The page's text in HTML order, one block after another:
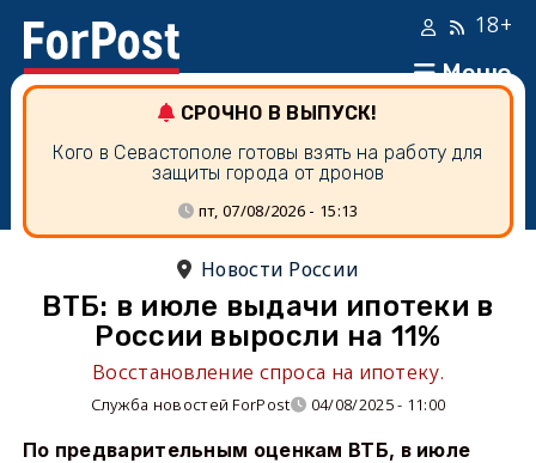
Меню
18+
СРОЧНО В ВЫПУСК!
Кого в Севастополе готовы взять на работу для
защиты города от дронов
пт, 07/08/2026 - 15:13
Новости России
ВТБ: в июле выдачи ипотеки в
России выросли на 11%
Восстановление спроса на ипотеку.
Служба новостей ForPost 04/08/2025 - 11:00
По предварительным оценкам ВТБ, в июле